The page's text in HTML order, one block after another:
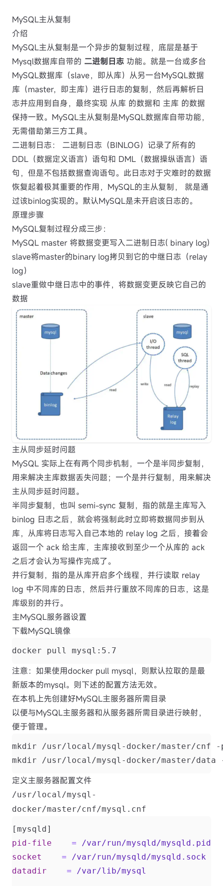
MySQL主从复制
介绍
MySQL主从复制是一个异步的复制过程，底层是基于
Mysql数据库自带的 二进制日志 功能。就是一台或多台
MySQL数据库（slave，即从库）从另一台MySQL数据
库（master，即主库）进行日志的复制，然后再解析日
志并应用到自身，最终实现 从库 的数据和 主库 的数据
保持一致。MySQL主从复制是MySQL数据库自带功能，
无需借助第三方工具。
二进制日志： 二进制日志（BINLOG）记录了所有的
DDL（数据定义语言）语句和 DML（数据操纵语言）语
句，但是不包括数据查询语句。此日志对于灾难时的数据
恢复起着极其重要的作用，MySQL的主从复制， 就是通
过该binlog实现的。默认MySQL是未开启该日志的。
原理步骤
MySQL复制过程分成三步：
MySQL master 将数据变更写入二进制日志( binary log)
slave将master的binary log拷贝到它的中继日志（relay
log）
slave重做中继日志中的事件，将数据变更反映它自己的
数据
主从同步延时问题
MySQL 实际上在有两个同步机制，一个是半同步复制，
用来解决主库数据丢失问题；一个是并行复制，用来解决
主从同步延时问题。
半同步复制，也叫 semi-sync 复制，指的就是主库写入
binlog 日志之后，就会将强制此时立即将数据同步到从
库，从库将日志写入自己本地的 relay log 之后，接着会
返回一个 ack 给主库，主库接收到至少一个从库的 ack
之后才会认为写操作完成了。
并行复制，指的是从库开启多个线程，并行读取 relay
log 中不同库的日志，然后并行重放不同库的日志，这是
库级别的并行。
主MySQL服务器设置
下载MySQL镜像
注意：如果使用docker pull mysql，则默认拉取的是最
新版本的mysql。则下述的配置方法无效。
在本机上先创建好MySQL主服务器所需目录
以便与MySQL主服务器和从服务器所需目录进行映射，
便于管理。
定义主服务器配置文件
/usr/local/mysql-
docker/master/cnf/mysql.cnf
[mysqld]
pid-file
=
/var/run/mysqld/mysqld.pid
socket
=
/var/run/mysqld/mysqld.sock
datadir
= /var/lib/mysql